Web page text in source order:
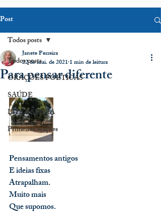
Post
Todos posts
ORAÇÕES POÉTICAS
SAÚDE
LITERATURA
Primeiras orações
Todos posts
Para pensar diferente
Janete Ferreira
22 de mai. de 20211 min de leitura
Pensamentos antigos
E ideias fixas
Atrapalham.
Muito mais
Que supomos.